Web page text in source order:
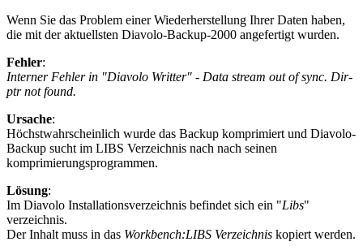
Wenn Sie das Problem einer Wiederherstellung Ihrer Daten haben,
die mit der aktuellsten Diavolo-Backup-2000 angefertigt wurden.
Fehler:
Interner Fehler in "Diavolo Writter" - Data stream out of sync. Dir-
ptr not found.
Ursache:
Höchstwahrscheinlich wurde das Backup komprimiert und Diavolo-
Backup sucht im LIBS Verzeichnis nach nach seinen
komprimierungsprogrammen.
Lösung:
Im Diavolo Installationsverzeichnis befindet sich ein "Libs"
verzeichnis.
Der Inhalt muss in das Workbench:LIBS Verzeichnis kopiert werden.